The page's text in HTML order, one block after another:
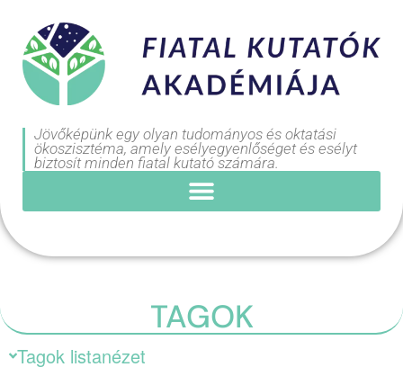
Jövőképünk egy olyan tudományos és oktatási
ökoszisztéma, amely esélyegyenlőséget és esélyt
biztosít minden fiatal kutató számára.
TAGOK
Tagok listanézet